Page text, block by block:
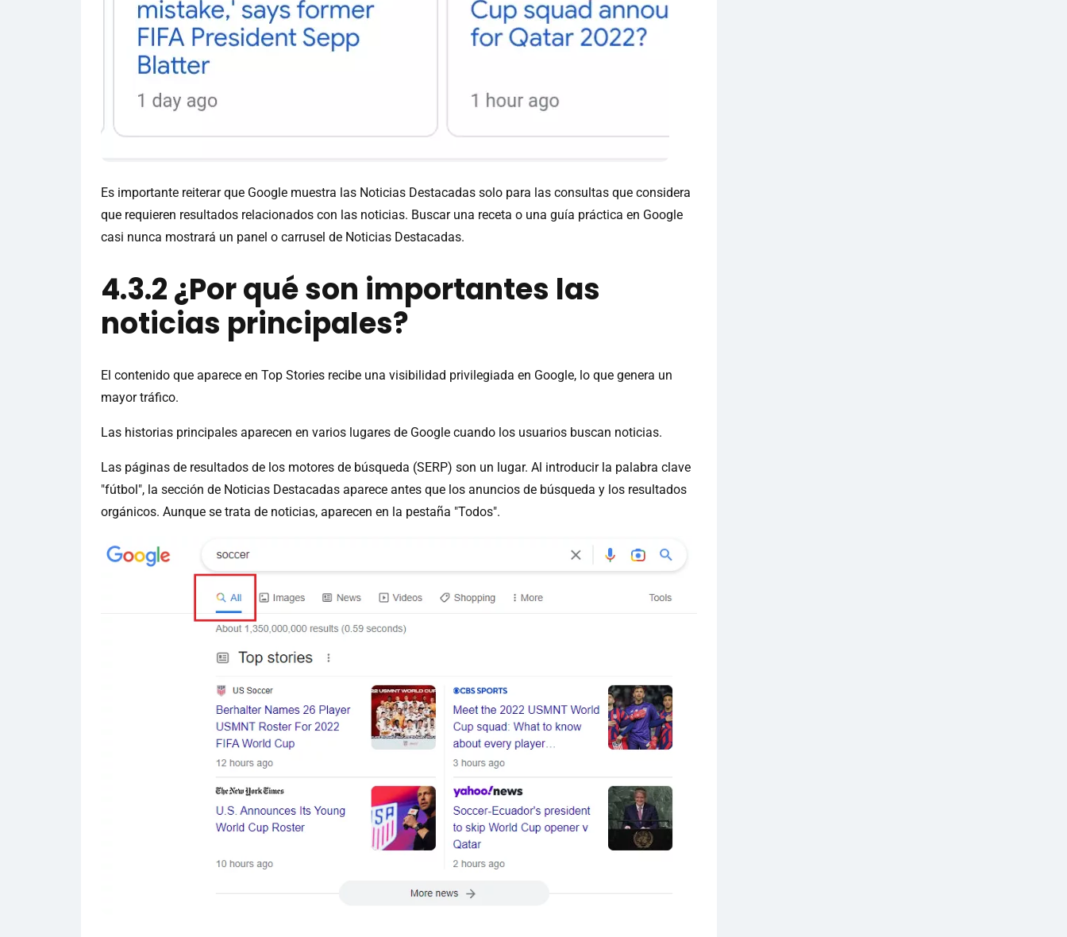
Es importante reiterar que Google muestra las Noticias Destacadas solo para las consultas que considera
que requieren resultados relacionados con las noticias. Buscar una receta o una guía práctica en Google
casi nunca mostrará un panel o carrusel de Noticias Destacadas.
4.3.2 ¿Por qué son importantes las
noticias principales?
El contenido que aparece en Top Stories recibe una visibilidad privilegiada en Google, lo que genera un
mayor tráfico.
Las historias principales aparecen en varios lugares de Google cuando los usuarios buscan noticias.
Las páginas de resultados de los motores de búsqueda (SERP) son un lugar. Al introducir la palabra clave
"fútbol", la sección de Noticias Destacadas aparece antes que los anuncios de búsqueda y los resultados
orgánicos. Aunque se trata de noticias, aparecen en la pestaña "Todos".